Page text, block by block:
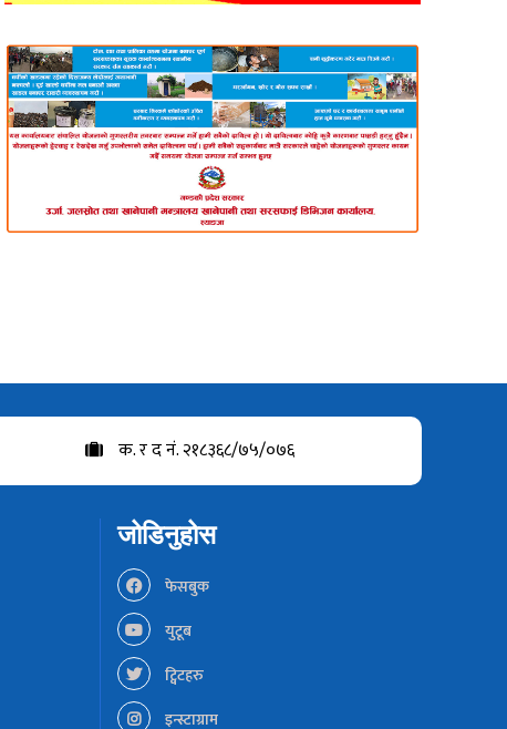
क. र द नं. २१८३६८/७५/०७६
जोडिनुहोस
फेसबुक
युटूब
ट्विटहरु
इन्स्टाग्राम